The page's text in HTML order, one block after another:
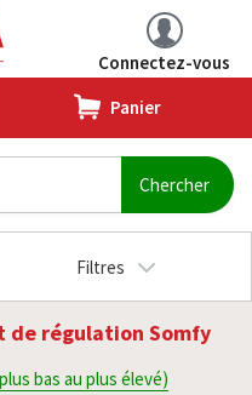
Connectez-vous
Panier
Filtres
de régulation Somfy
bas au plus élevé)